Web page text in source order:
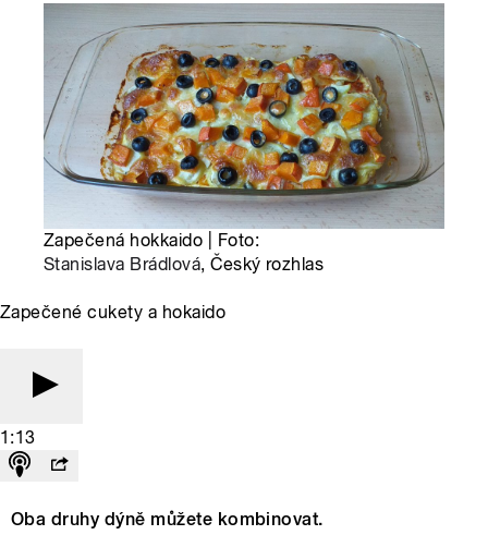
Zapečená hokkaido | Foto:
Stanislava Brádlová, Český rozhlas
Zapečené cukety a hokaido
1:13
Oba druhy dýně můžete kombinovat.